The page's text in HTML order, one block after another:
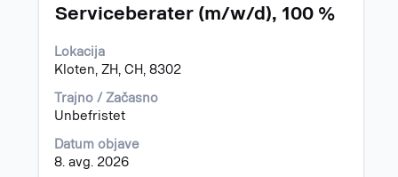
Naziv
Serviceberater (m/w/d), 100 %
Lokacija
Kloten, ZH, CH, 8302
Trajno / Začasno
Unbefristet
Datum objave
8. avg. 2026
Izberite
preslednico,
da
celotno
vsebino
o
delovnem